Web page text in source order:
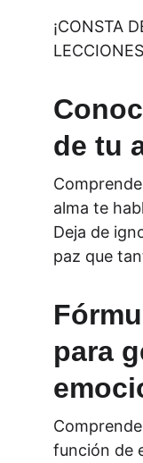
¡CONSTA
de tu
alma te
Deja de
paz que
para
función de